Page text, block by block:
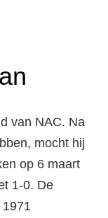
van NAC. Na
mocht hij
op 6 maart
1-0. De